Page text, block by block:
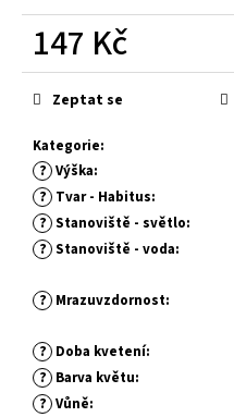
147 Kč
Měrná
cena:
Kategorie:
? Výška:
? Tvar - Habitus:
? Stanoviště - světlo:
? Stanoviště - voda:
? Mrazuvzdornost:
? Doba kvetení:
? Barva květu:
? Vůně:
Zeptat se
u
u
m
e
ALYSSUM
SAXATILE
SUMMIT
SKALNÍ
Kč